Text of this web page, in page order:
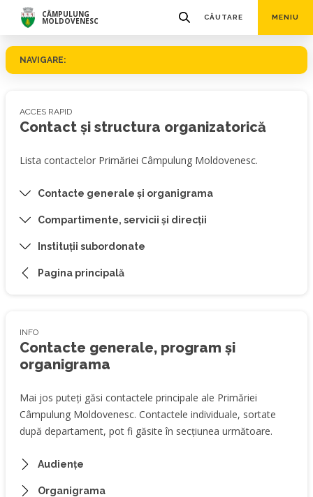
CÂMPULUNG
MOLDOVENESC CĂUTARE MENIU
NAVIGARE:
INFO
Contacte generale, program și
organigrama
Mai jos puteți găsi contactele principale ale Primăriei
Câmpulung Moldovenesc. Contactele individuale, sortate
după departament, pot fi găsite în secțiunea următoare.
Audiențe
Organigrama
ACCES RAPID
Contact și structura organizatorică
Lista contactelor Primăriei Câmpulung Moldovenesc.
Contacte generale și organigrama
Compartimente, servicii și direcții
Instituții subordonate
Pagina principală